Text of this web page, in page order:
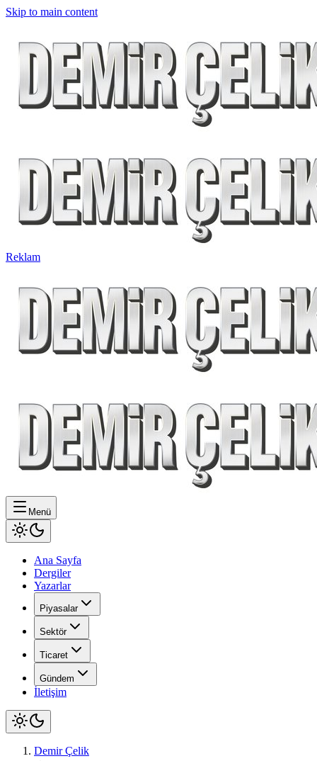
Skip to main content
Reklam
Menü
Ana Sayfa
Dergiler
Yazarlar
Piyasalar
Sektör
Ticaret
Gündem
İletişim
Demir Çelik